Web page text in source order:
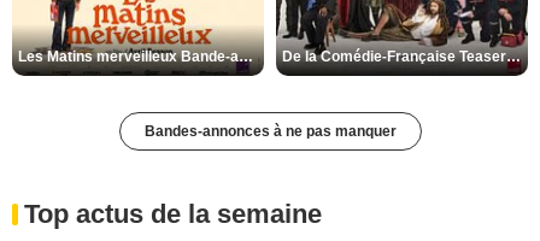
Les Matins merveilleux Bande-annonce VF De la Comédie-Française Teaser VF
Bandes-annonces à ne pas manquer
Top actus de la semaine